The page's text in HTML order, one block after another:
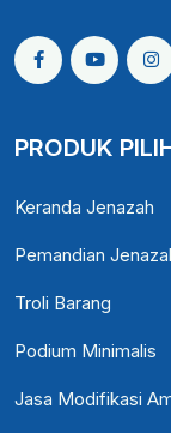
PRODUK
Keranda Jenazah
Pemandian
Troli Barang
Podium Minimalis
Jasa Modifikasi